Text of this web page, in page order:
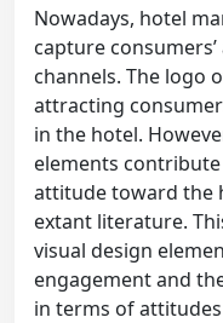
Nowadays, hotel
capture
channels. The logo
attracting
in the hotel.
elements
attitude toward the
extant literature.
visual design
engagement and
in terms of